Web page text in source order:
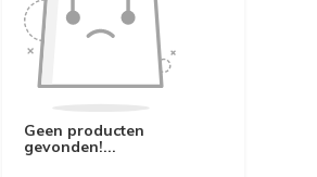
Geen producten
gevonden!...